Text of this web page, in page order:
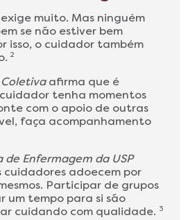
muito. Mas ninguém
se não estiver bem
isso, o cuidador também
2
afirma que é
tenha momentos
com o apoio de outras
faça acompanhamento
de Enfermagem da USP
cuidadores adoecem por
Participar de grupos
um tempo para si são
cuidando com qualidade. 3